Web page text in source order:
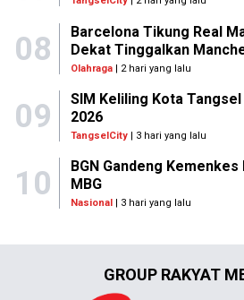
08
Barcelona Tikung Real
Dekat Tinggalkan
Olahraga| 2 hari yang lalu
09
SIM Keliling Kota
2026
TangselCity| 3 hari yang lalu
10
BGN Gandeng
MBG
Nasional| 3 hari yang lalu
GROUP RAKYAT